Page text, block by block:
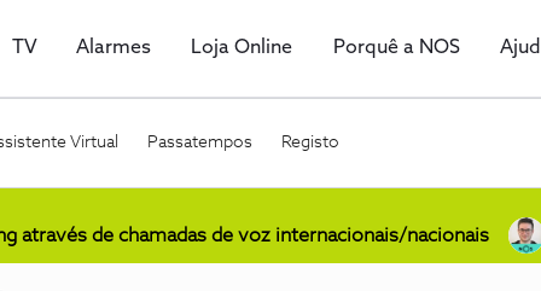
TV Alarmes Loja Online Porquê a NOS
Virtual Passatempos Registo
através de chamadas de voz internacionais/nacionais